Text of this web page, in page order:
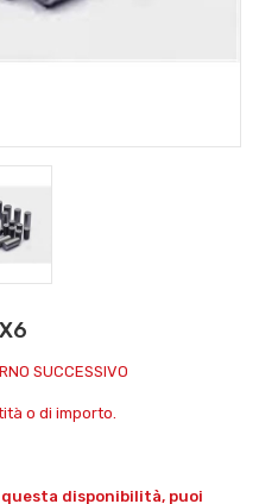
SUCCESSIVO
o di importo.
questa disponibilità, puoi